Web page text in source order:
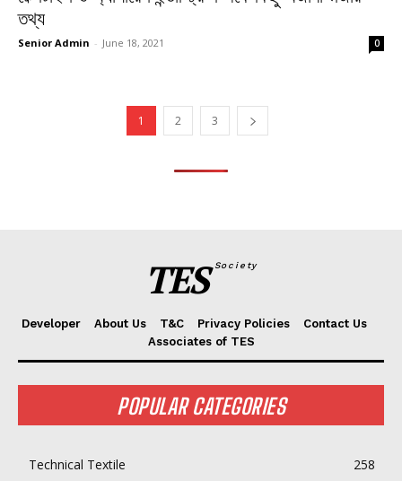
তথ্য
Senior Admin - June 18, 2021 0
1 2 3
TES Society
Developer About Us T&C Privacy Policies
Contact Us
Associates of TES
POPULAR CATEGORIES
Technical Textile
258